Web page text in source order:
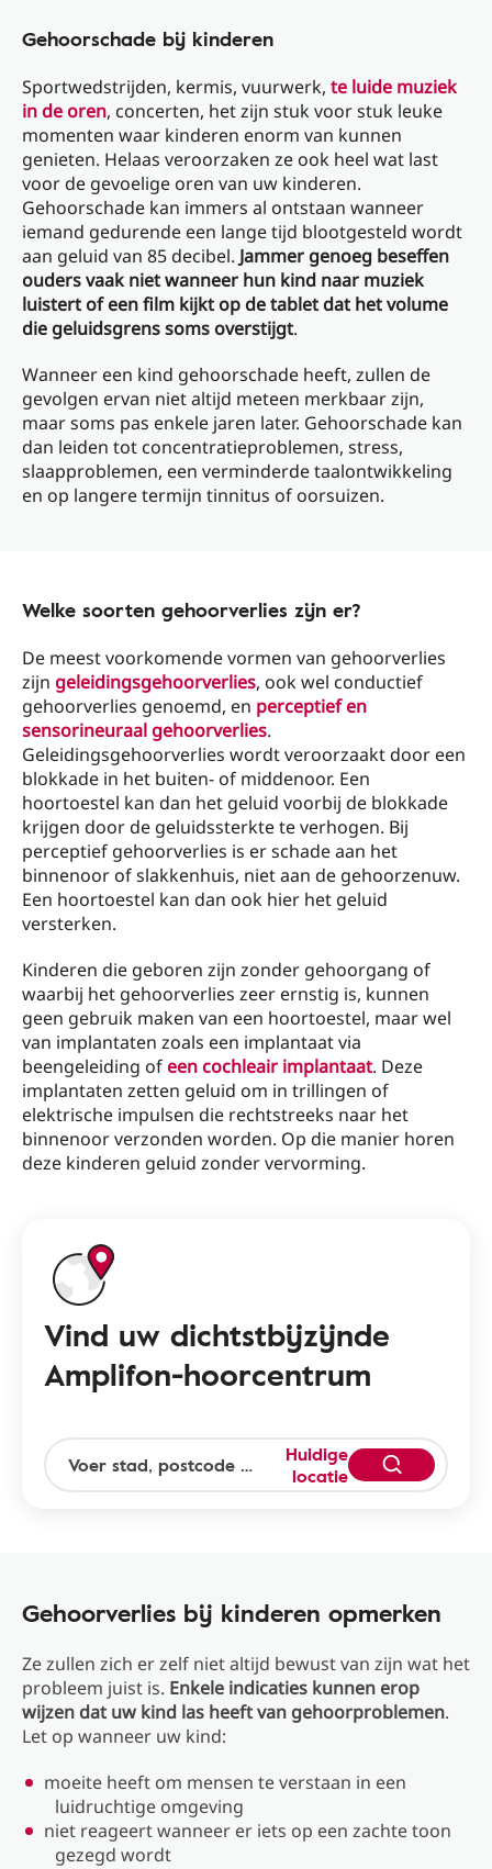
Gehoorschade bij kinderen
Sportwedstrijden, kermis, vuurwerk, te luide muziek
in de oren, concerten, het zijn stuk voor stuk leuke
momenten waar kinderen enorm van kunnen
genieten. Helaas veroorzaken ze ook heel wat last
voor de gevoelige oren van uw kinderen.
Gehoorschade kan immers al ontstaan wanneer
iemand gedurende een lange tijd blootgesteld wordt
aan geluid van 85 decibel. Jammer genoeg beseffen
ouders vaak niet wanneer hun kind naar muziek
luistert of een film kijkt op de tablet dat het volume
die geluidsgrens soms overstijgt.
Wanneer een kind gehoorschade heeft, zullen de
gevolgen ervan niet altijd meteen merkbaar zijn,
maar soms pas enkele jaren later. Gehoorschade kan
dan leiden tot concentratieproblemen, stress,
slaapproblemen, een verminderde taalontwikkeling
en op langere termijn tinnitus of oorsuizen.
Welke soorten gehoorverlies zijn er?
De meest voorkomende vormen van gehoorverlies
zijn geleidingsgehoorverlies, ook wel conductief
gehoorverlies genoemd, en perceptief en
sensorineuraal gehoorverlies.
Geleidingsgehoorverlies wordt veroorzaakt door een
blokkade in het buiten- of middenoor. Een
hoortoestel kan dan het geluid voorbij de blokkade
krijgen door de geluidssterkte te verhogen. Bij
perceptief gehoorverlies is er schade aan het
binnenoor of slakkenhuis, niet aan de gehoorzenuw.
Een hoortoestel kan dan ook hier het geluid
versterken.
Kinderen die geboren zijn zonder gehoorgang of
waarbij het gehoorverlies zeer ernstig is, kunnen
geen gebruik maken van een hoortoestel, maar wel
van implantaten zoals een implantaat via
beengeleiding ofeen cochleair implantaat. Deze
implantaten zetten geluid om in trillingen of
elektrische impulsen die rechtstreeks naar het
binnenoor verzonden worden. Op die manier horen
deze kinderen geluid zonder vervorming.
Vind uw dichtstbijzijnde
Amplifon-hoorcentrum
Huidige
locatie
Gehoorverlies bij kinderen opmerken
Ze zullen zich er zelf niet altijd bewust van zijn wat het
probleem juist is. Enkele indicaties kunnen erop
wijzen dat uw kind las heeft van gehoorproblemen.
Let op wanneer uw kind:
moeite heeft om mensen te verstaan in een
luidruchtige omgeving
niet reageert wanneer er iets op een zachte toon
gezegd wordt